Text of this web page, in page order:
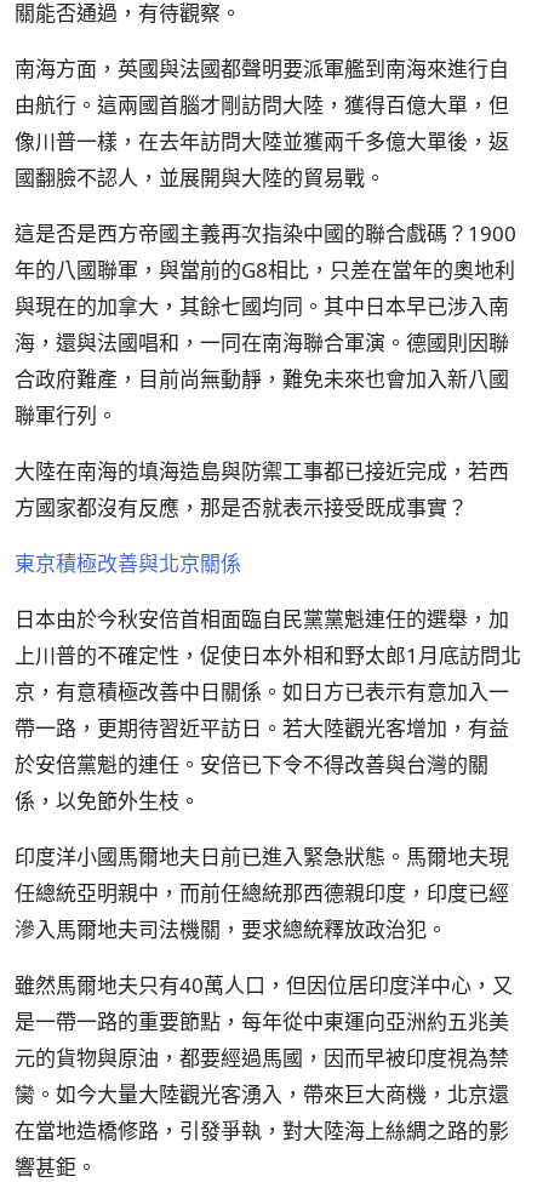
關能否通過，有待觀察。
南海方面，英國與法國都聲明要派軍艦到南海來進行自
由航行。這兩國首腦才剛訪問大陸，獲得百億大單，但
像川普一樣，在去年訪問大陸並獲兩千多億大單後，返
國翻臉不認人，並展開與大陸的貿易戰。
這是否是西方帝國主義再次指染中國的聯合戲碼？1900
年的八國聯軍，與當前的G8相比，只差在當年的奧地利
與現在的加拿大，其餘七國均同。其中日本早已涉入南
海，還與法國唱和，一同在南海聯合軍演。德國則因聯
合政府難產，目前尚無動靜，難免未來也會加入新八國
聯軍行列。
大陸在南海的填海造島與防禦工事都已接近完成，若西
方國家都沒有反應，那是否就表示接受既成事實？
東京積極改善與北京關係
日本由於今秋安倍首相面臨自民黨黨魁連任的選舉，加
上川普的不確定性，促使日本外相和野太郎1月底訪問北
京，有意積極改善中日關係。如日方已表示有意加入一
帶一路，更期待習近平訪日。若大陸觀光客增加，有益
於安倍黨魁的連任。安倍已下令不得改善與台灣的關
係，以免節外生枝。
印度洋小國馬爾地夫日前已進入緊急狀態。馬爾地夫現
任總統亞明親中，而前任總統那西德親印度，印度已經
滲入馬爾地夫司法機關，要求總統釋放政治犯。
雖然馬爾地夫只有40萬人口，但因位居印度洋中心，又
是一帶一路的重要節點，每年從中東運向亞洲約五兆美
元的貨物與原油，都要經過馬國，因而早被印度視為禁
臠。如今大量大陸觀光客湧入，帶來巨大商機，北京還
在當地造橋修路，引發爭執，對大陸海上絲綢之路的影
響甚鉅。